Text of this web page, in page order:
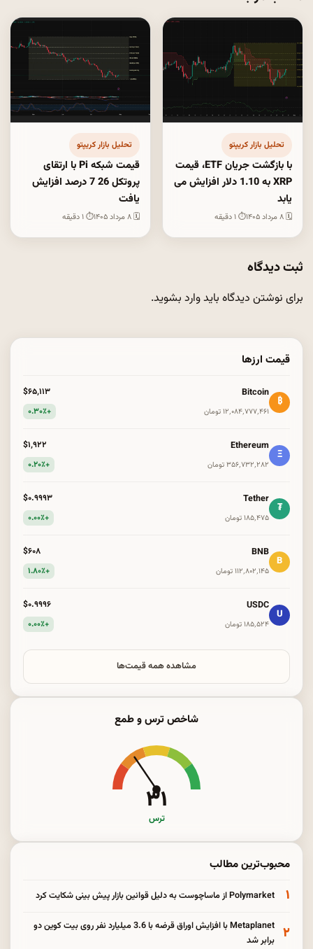
تحلیل بازار کریپتو
با بازگشت جریان ETF، قیمت
XRP به 1.10 دلار افزایش می
یابد
🗓 ۸ مرداد ۱۴۰۵ ⏱ ۱ دقیقه
تحلیل بازار کریپتو
قیمت شبکه Pi با ارتقای
پروتکل 26 7 درصد افزایش
یافت
🗓 ۸ مرداد ۱۴۰۵ ⏱ ۱ دقیقه
ثبت دیدگاه
برای نوشتن دیدگاه بایدوارد بشوید.
قیمت ارزها
₿
Bitcoin
۱۲٬۰۸۴٬۷۷۷٬۴۶۱ تومان
$۶۵٬۱۱۳
+۰.۳۰٪
Ξ
Ethereum
۳۵۶٬۷۳۲٬۲۸۲ تومان
$۱٬۹۲۲
+۰.۲۰٪
₮
Tether
۱۸۵٬۴۷۵ تومان
$۰.۹۹۹۳
+۰.۰۰٪
B
BNB
۱۱۲٬۸۰۲٬۱۴۵ تومان
$۶۰۸
+۱.۸۰٪
U
USDC
۱۸۵٬۵۲۴ تومان
$۰.۹۹۹۶
+۰.۰۰٪
مشاهده همه قیمت‌ها
شاخص ترس و طمع
۳۱
ترس
محبوب‌ترین مطالب
۱ Polymarket از ماساچوست به دلیل قوانین بازار پیش بینی شکایت کرد
۲
Metaplanet با افزایش اوراق قرضه با 3.6 میلیارد نفر روی بیت کوین دو
برابر شد